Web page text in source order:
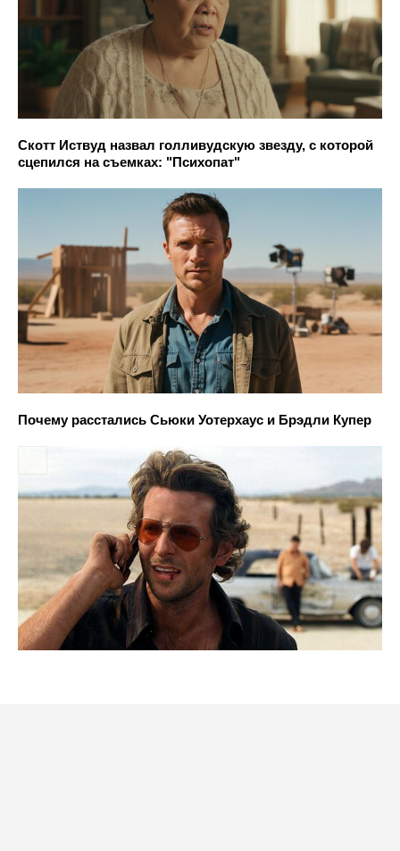
Скотт Иствуд назвал голливудскую звезду, с которой
сцепился на съемках: "Психопат"
Почему расстались Сьюки Уотерхаус и Брэдли Купер